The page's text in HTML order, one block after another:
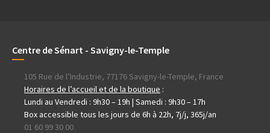
Centre de Sénart - Savigny-le-Temple
105 Rue de l’Industrie, 77176 Savigny-le-Temple, France
Horaires de l’accueil et de la boutique :
Lundi au Vendredi : 9h30 – 19h | Samedi : 9h30 – 17h
Box accessible tous les jours de 6h à 22h, 7j/j, 365j/an
01 60 99 30 00